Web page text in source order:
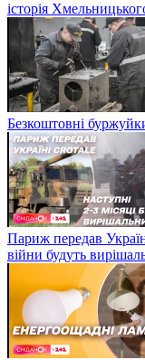
історія
Безкоштовні
Париж передав
війни будуть